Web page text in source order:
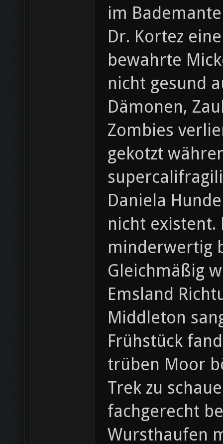
im
Dr. Kortez
bewahrte
nicht gesund
Dämonen,
Zombies
gekotzt
Daniela
nicht existent.
minderwertig
Gleichmäßig
Emsland
Middleton
Frühstück
trüben Moor
Trek zu
fachgerecht
Wursthaufen